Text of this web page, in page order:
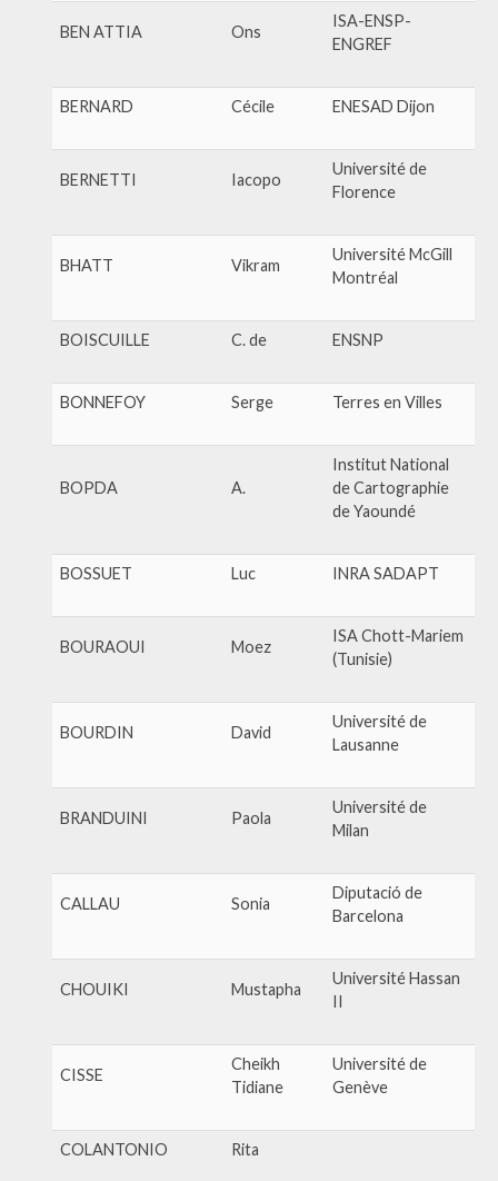
BEN ATTIA Ons
ISA-ENSP-
ENGREF
BERNARD Cécile ENESAD Dijon
BERNETTI Iacopo
Université de
Florence
BHATT Vikram
Université McGill
Montréal
BOISCUILLE C. de ENSNP
BONNEFOY Serge Terres en Villes
BOPDA A.
Institut National
de Cartographie
de Yaoundé
BOSSUET Luc INRA SADAPT
BOURAOUI Moez
ISA Chott-Mariem
(Tunisie)
BOURDIN David
Université de
Lausanne
BRANDUINI Paola
Université de
Milan
CALLAU Sonia
Diputació de
Barcelona
CHOUIKI Mustapha
Université Hassan
II
CISSE
Cheikh
Tidiane
Université de
Genève
COLANTONIO Rita